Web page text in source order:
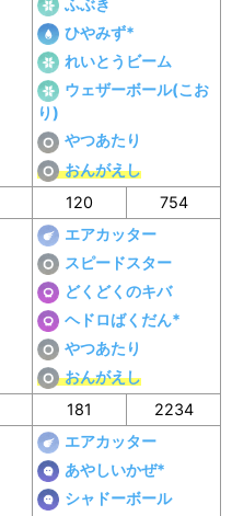
ふぶき
ひやみず*
れいとうビーム
ウェザーボール(こお
り)
やつあたり
おんがえし
120 754
エアカッター
スピードスター
どくどくのキバ
ヘドロばくだん*
やつあたり
おんがえし
181 2234
エアカッター
あやしいかぜ*
シャドーボール